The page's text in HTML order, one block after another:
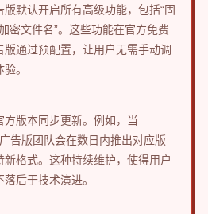
默认开启所有高级功能，包括“固
密文件名”。这些功能在官方免费
通过预配置，让用户无需手动调
。
版本同步更新。例如，当
告版团队会在数日内推出对应版
格式。这种持续维护，使得用户
后于技术演进。